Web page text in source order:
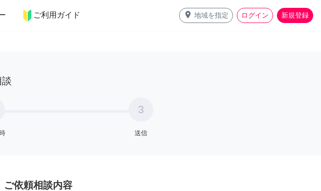
ご利用ガイド place 地域を指定 ログイン 新規登録
ペット 料理
3
送信
ご依頼相談内容